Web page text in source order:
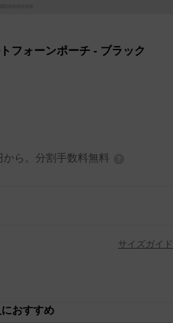
フォーンポーチ - ブラック
ら。分割手数料無料
サイズガイド
おすすめ